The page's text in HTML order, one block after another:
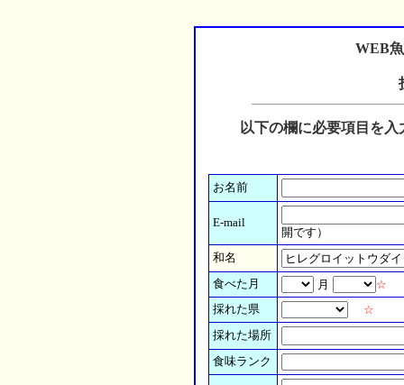
WEB
以下の欄に必要項目を
お名前
E-mail
開です）
和名
食べた月
月
☆
採れた県
☆
採れた場所
食味ランク